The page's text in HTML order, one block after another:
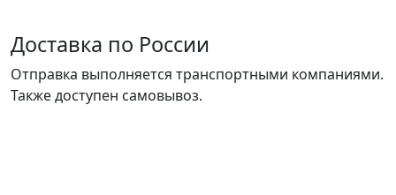
Доставка по России
Отправка выполняется транспортными компаниями.
Также доступен самовывоз.